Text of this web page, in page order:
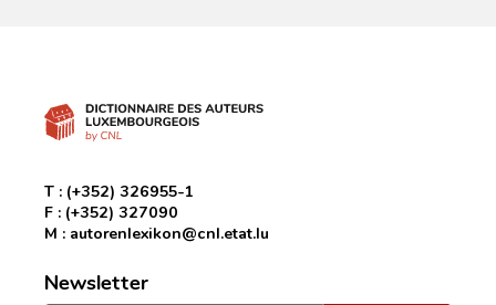
T : (+352) 326955-1
F : (+352) 327090
M : autorenlexikon@cnl.etat.lu
Newsletter